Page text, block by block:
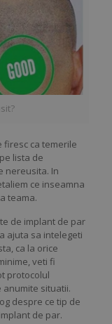
firesc ca temerile
lista de
nereusita. In
ce inseamna
teama.
de implant de par
ajuta sa intelegeti
ca la orice
veti fi
protocolul
situatii.
despre ce tip de
de par.